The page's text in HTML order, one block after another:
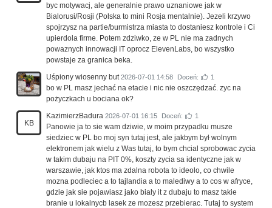
byc motywacj, ale generalnie prawo uznaniowe jak w
Bialorusi/Rosji (Polska to mini Rosja mentalnie). Jezeli krzywo
spojrzysz na partie/burmistrza miasta to dostaniesz kontrole i Ci
upierdola firme. Potem zdziwko, ze w PL nie ma zadnych
powaznych innowacji IT oprocz ElevenLabs, bo wszystko
powstaje za granica beka.
Uśpiony wiosenny but 2026-07-01 14:58 Doceń: 1
bo w PL masz jechać na etacie i nic nie oszczędzać. zyc na
pożyczkach u bociana ok?
KB
KazimierzBadura 2026-07-01 16:15 Doceń: 1
Panowie ja to sie wam dziwie, w moim przypadku musze
siedziec w PL bo moj syn tutaj jest, ale jakbym był wolnym
elektronem jak wielu z Was tutaj, to bym chcial sprobowac zycia
w takim dubaju na PIT 0%, koszty zycia sa identyczne jak w
warszawie, jak ktos ma zdalna robota to ideolo, co chwile
mozna podleciec a to tajlandia a to malediwy a to cos w afryce,
gdzie jak sie pojawiasz jako bialy it z dubaju to masz takie
branie u lokalnycb lasek ze mozesz przebierac. Tutaj to system